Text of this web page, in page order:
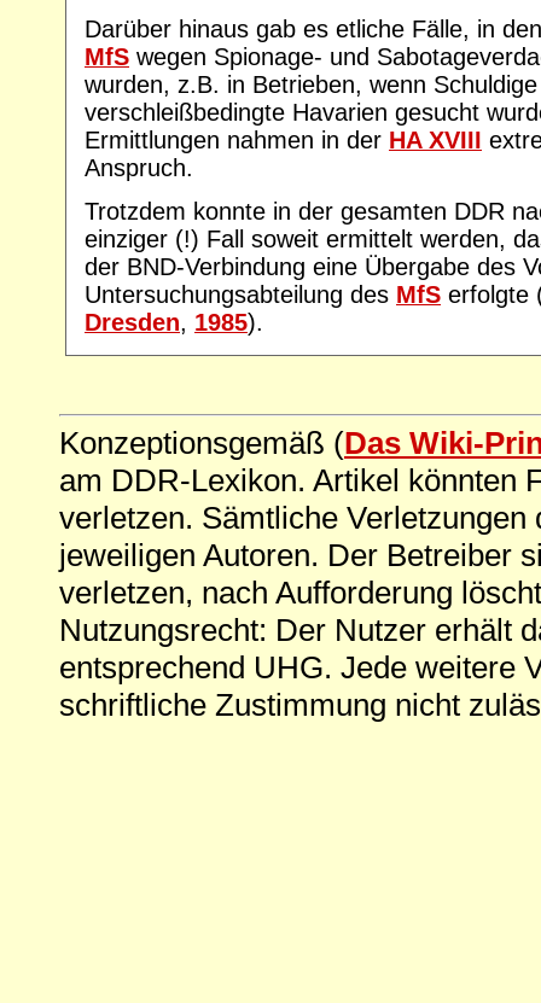
Darüber hinaus gab es etliche Fälle, in
MfS wegen Spionage- und
wurden, z.B. in Betrieben, wenn
verschleißbedingte Havarien gesucht
Ermittlungen nahmen in der HA XVIII
Anspruch.
Trotzdem konnte in der gesamten DDR
einziger (!) Fall soweit ermittelt werden,
der BND-Verbindung eine Übergabe des
Untersuchungsabteilung des MfS erfolgte
Dresden, 1985).
Konzeptionsgemäß (Das Wiki-
am DDR-Lexikon. Artikel könnten
verletzen. Sämtliche
jeweiligen Autoren. Der Betreiber
verletzen, nach Aufforderung
Nutzungsrecht: Der Nutzer erhält
entsprechend UHG. Jede weitere
schriftliche Zustimmung nicht